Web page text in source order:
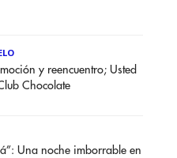
y reencuentro; Usted
Chocolate
Una noche imborrable en